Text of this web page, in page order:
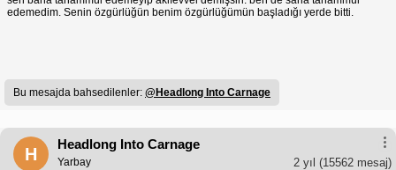
edemedim. Senin özgürlüğün benim özgürlüğümün başladığı yerde bitti.
Bu mesajda bahsedilenler: @Headlong Into Carnage
H
Headlong Into Carnage
2 yıl (15562 mesaj)
Yarbay